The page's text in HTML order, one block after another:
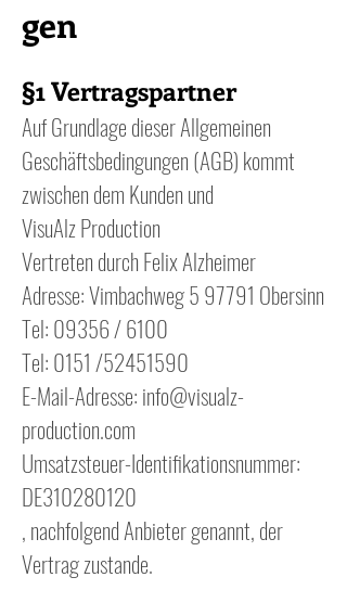
gen
§1 Vertragspartner
Auf Grundlage dieser Allgemeinen
Geschäftsbedingungen (AGB) kommt
zwischen dem Kunden und
VisuAlz Production
Vertreten durch Felix Alzheimer
Adresse: Vimbachweg 5 97791 Obersinn
Tel: 09356 / 6100
Tel: 0151 /52451590
E-Mail-Adresse: info@visualz-
production.com
Umsatzsteuer-Identifikationsnummer:
DE310280120
, nachfolgend Anbieter genannt, der
Vertrag zustande.